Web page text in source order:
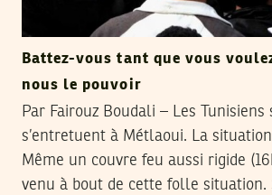
Battez-vous tant que vous
nous le pouvoir
Par Fairouz Boudali – Les
s’entretuent à Métlaoui. La
Même un couvre feu aussi rigide
venu à bout de cette folle situation.